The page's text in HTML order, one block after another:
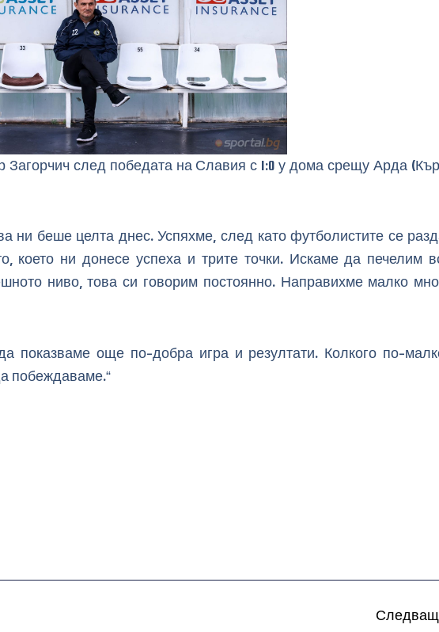
Загорчич след победата на Славия с 1:0 у дома срещу Арда
ни беше целта днес. Успяхме, след като футболистите се
което ни донесе успеха и трите точки. Искаме да печелим
ниво, това си говорим постоянно. Направихме малко
показваме още по-добра игра и резултати. Колкого по-
побеждаваме.“